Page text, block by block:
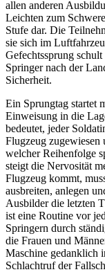
allen anderen
Leichten zum
Stufe dar. Die
sie sich im
Gefechtssprung
Springer nach der
Sicherheit.
Ein Sprungtag startet
Einweisung in die
bedeutet, jeder
Flugzeug zugewiesen
welcher Reihenfolge
steigt die Nervosität
Flugzeug kommt,
ausbreiten, anlegen
Ausbilder die letzten
ist eine Routine vor
Springern durch
die Frauen und
Maschine gedanklich
Schlachtruf der